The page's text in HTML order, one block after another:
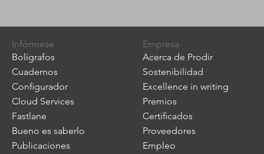
Infórmese
Bolígrafos
Cuadernos
Configurador
Cloud Services
Fastlane
Bueno es saberlo
Publicaciones
Empresa
Acerca de Prodir
Sostenibilidad
Excellence in writing
Premios
Certificados
Proveedores
Empleo